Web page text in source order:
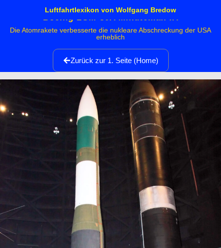
Luftfahrtlexikon von Wolfgang Bredow
Boeing LGM-30A Minuteman IA
Die Atomrakete verbesserte die nukleare Abschreckung der USA
erheblich
Zurück zur 1. Seite (Home)